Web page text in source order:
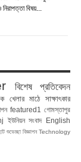
বিষয়...
বিশেষ প্রতিবেদন
খেলার মাঠে
সাক্ষাৎকার
featured1
গোমস্তাপুর
ইউনিয়ন সংবাদ
English
শুভেচ্ছা বিজ্ঞাপন Technology